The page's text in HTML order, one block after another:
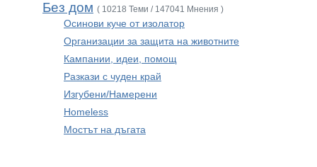
Без дом ( 10218 Теми / 147041 Мнения )
Осинови куче от изолатор
Организации за защита на животните
Кампании, идеи, помощ
Разкази с чуден край
Изгубени/Намерени
Homeless
Мостът на дъгата